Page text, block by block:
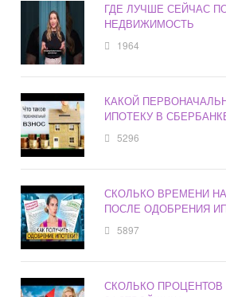
ГДЕ ЛУЧШЕ СЕЙЧАС
НЕДВИЖИМОСТЬ
1964
КАКОЙ
ИПОТЕКУ В
5296
СКОЛЬКО ВРЕМЕНИ
ПОСЛЕ ОДОБРЕНИЯ
5897
СКОЛЬКО ПРОЦЕНТОВ